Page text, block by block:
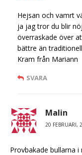
Hejsan och vamrt
ja jag tror du blir
överraskade över
bättre än
Kram från Mariann
SVARA
Malin
20 FEBRUARI,
Provbakade bullarna